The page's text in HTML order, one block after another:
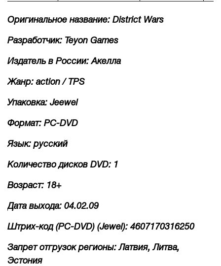
Оригинальное название: District Wars
Разработчик: Teyon Games
Издатель в России: Акелла
Жанр: action / TPS
Упаковка: Jeewel
Формат: PC-DVD
Язык: русский
Количество дисков DVD: 1
Возраст: 18+
Дата выхода: 04.02.09
Штрих-код (PC-DVD) (Jewel): 4607170316250
Запрет отгрузок регионы: Латвия, Литва,
Эстония